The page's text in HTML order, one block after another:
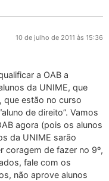
10 de julho de 2011 às 15:36
a OAB a
da UNIME, que
que estão no curso
de direito”. Vamos
agora (pois os alunos
da UNIME sarão
coragem de fazer no 9º,
fale com os
não aprove alunos